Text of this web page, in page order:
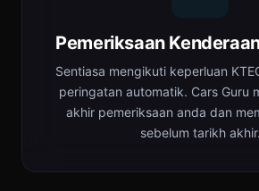
Pemeriksaan
Sentiasa mengikuti keperluan
peringatan automatik. Cars Guru
akhir pemeriksaan anda dan
sebelum tarikh akhir.